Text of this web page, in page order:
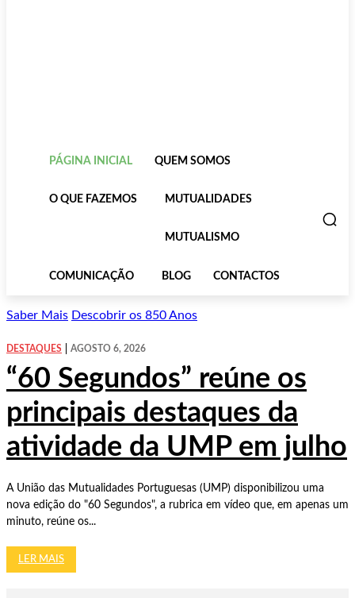
PÁGINA INICIAL QUEM SOMOS
O QUE FAZEMOS MUTUALIDADES
MUTUALISMO
COMUNICAÇÃO BLOG CONTACTOS
Saber Mais Descobrir os 850 Anos
DESTAQUES AGOSTO 6, 2026
“60 Segundos” reúne os
principais destaques da
atividade da UMP em julho
A União das Mutualidades Portuguesas (UMP) disponibilizou uma
nova edição do "60 Segundos", a rubrica em vídeo que, em apenas um
minuto, reúne os...
LER MAIS